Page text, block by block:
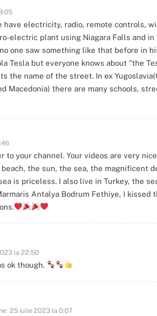
have electricity, radio, remote controls,
electric plant using Niagara Falls and in
one saw something like that before in
Tesla but everyone knows about "the
the name of the street. In ex
Macedonia) there are many schools,
to your channel. Your videos are very
the sun, the sea, the magnificent
is priceless. I also live in Turkey, the
Antalya Bodrum Fethiye, I kissed
la 22:50
ok though.
25 iulie 2023 la 0:07